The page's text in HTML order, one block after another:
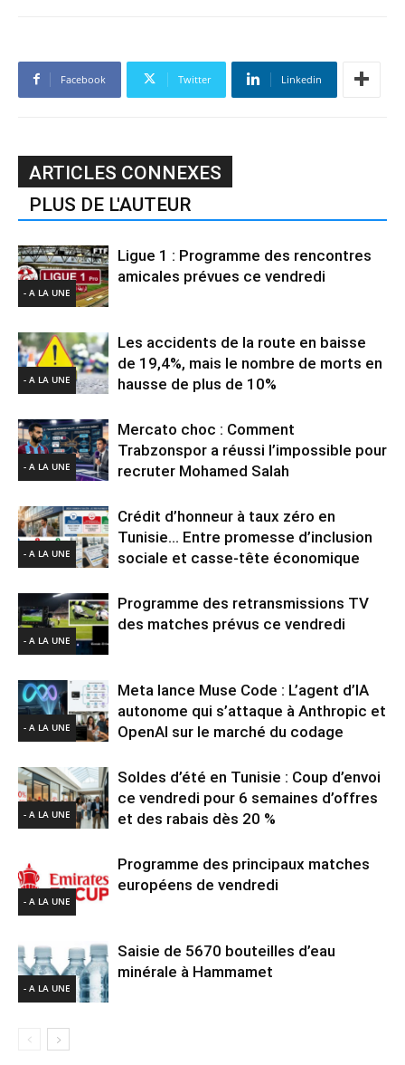
Facebook Twitter Linkedin
ARTICLES CONNEXES
PLUS DE L'AUTEUR
- A LA UNE
Ligue 1 : Programme des rencontres
amicales prévues ce vendredi
- A LA UNE
Les accidents de la route en baisse
de 19,4%, mais le nombre de morts en
hausse de plus de 10%
- A LA UNE
Mercato choc : Comment
Trabzonspor a réussi l’impossible pour
recruter Mohamed Salah
- A LA UNE
Crédit d’honneur à taux zéro en
Tunisie… Entre promesse d’inclusion
sociale et casse-tête économique
- A LA UNE
Programme des retransmissions TV
des matches prévus ce vendredi
- A LA UNE
Meta lance Muse Code : L’agent d’IA
autonome qui s’attaque à Anthropic et
OpenAI sur le marché du codage
- A LA UNE
Soldes d’été en Tunisie : Coup d’envoi
ce vendredi pour 6 semaines d’offres
et des rabais dès 20 %
- A LA UNE
Programme des principaux matches
européens de vendredi
- A LA UNE
Saisie de 5670 bouteilles d’eau
minérale à Hammamet